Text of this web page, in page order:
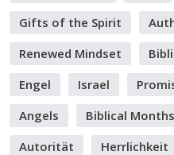
Gifts of the Spirit
Renewed Mindset
Engel
Israel
Angels
Biblical Months
Autorität
Herrlichkeit